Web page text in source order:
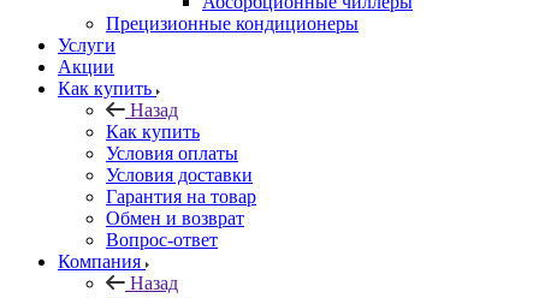
Прецизионные кондиционеры
Услуги
Акции
Как купить
Назад
Как купить
Условия оплаты
Условия доставки
Гарантия на товар
Обмен и возврат
Вопрос-ответ
Компания
Назад